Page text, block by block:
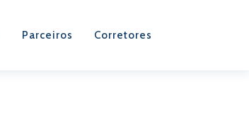
Parceiros Corretores